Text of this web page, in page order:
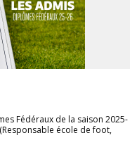
Fédéraux de la saison 2025-
école de foot,